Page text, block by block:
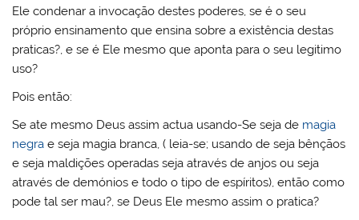
Ele condenar a invocação destes poderes, se é o seu
próprio ensinamento que ensina sobre a existência destas
praticas?, e se é Ele mesmo que aponta para o seu legitimo
uso?
Pois então:
Se ate mesmo Deus assim actua usando-Se seja de magia
negra e seja magia branca, ( leia-se; usando de seja bênçãos
e seja maldições operadas seja através de anjos ou seja
através de demónios e todo o tipo de espíritos), então como
pode tal ser mau?, se Deus Ele mesmo assim o pratica?